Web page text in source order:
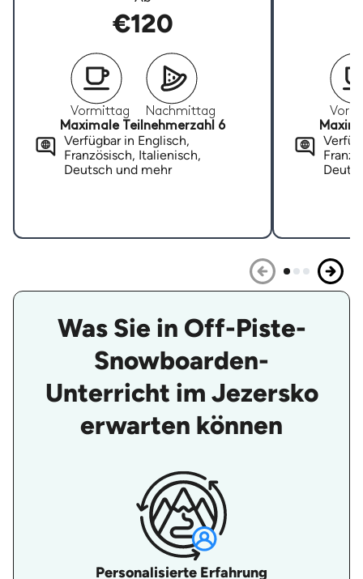
€120
Vormittag
Nachmittag
Maximale Teilnehmerzahl 6
Verfügbar in Englisch,
Französisch, Italienisch,
Deutsch und mehr
Was Sie in Off-Piste-
Snowboarden-
Unterricht im Jezersko
erwarten können
Personalisierte Erfahrung